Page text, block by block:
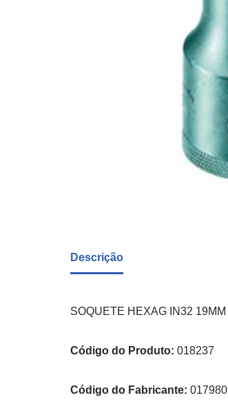
Descrição
SOQUETE HEXAG IN32 19MM
Código do Produto: 018237
Código do Fabricante: 017980